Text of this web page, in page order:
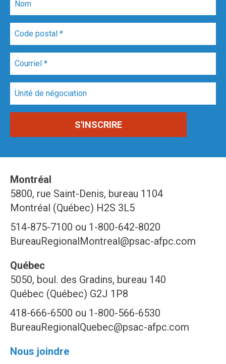
Montréal
5800, rue Saint-Denis, bureau 1104
Montréal (Québec) H2S 3L5
514-875-7100 ou 1-800-642-8020
BureauRegionalMontreal@psac-afpc.com
Québec
5050, boul. des Gradins, bureau 140
Québec (Québec) G2J 1P8
418-666-6500 ou 1-800-566-6530
BureauRegionalQuebec@psac-afpc.com
Nous joindre